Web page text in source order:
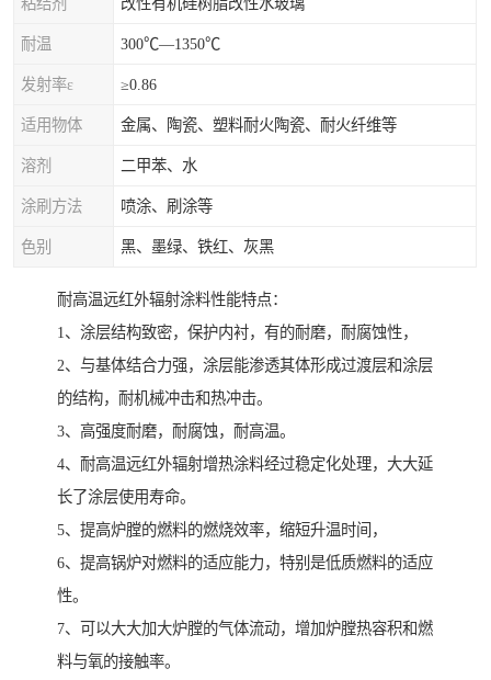
耐温 300℃—1350℃
发射率ε ≥0.86
适用物体 金属、陶瓷、塑料耐火陶瓷、耐火纤维等
溶剂 二甲苯、水
涂刷方法 喷涂、刷涂等
色别 黑、墨绿、铁红、灰黑
耐高温远红外辐射涂料性能特点：
1、涂层结构致密，保护内衬，有的耐磨，耐腐蚀性，
2、与基体结合力强，涂层能渗透其体形成过渡层和涂层
的结构，耐机械冲击和热冲击。
3、高强度耐磨，耐腐蚀，耐高温。
4、耐高温远红外辐射增热涂料经过稳定化处理，大大延
长了涂层使用寿命。
5、提高炉膛的燃料的燃烧效率，缩短升温时间，
6、提高锅炉对燃料的适应能力，特别是低质燃料的适应
性。
7、可以大大加大炉膛的气体流动，增加炉膛热容积和燃
料与氧的接触率。